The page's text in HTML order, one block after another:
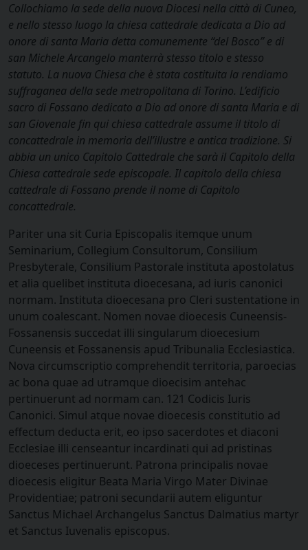
Collochiamo la sede della nuova Diocesi nella città di Cuneo,
e nello stesso luogo la chiesa cattedrale dedicata a Dio ad
onore di santa Maria detta comunemente “del Bosco” e di
san Michele Arcangelo manterrà stesso titolo e stesso
statuto. La nuova Chiesa che è stata costituita la rendiamo
suffraganea della sede metropolitana di Torino. L’edificio
sacro di Fossano dedicato a Dio ad onore di santa Maria e di
san Giovenale fin qui chiesa cattedrale assume il titolo di
concattedrale in memoria dell’illustre e antica tradizione. Si
abbia un unico Capitolo Cattedrale che sarà il Capitolo della
Chiesa cattedrale sede episcopale. Il capitolo della chiesa
cattedrale di Fossano prende il nome di Capitolo
concattedrale.
Pariter una sit Curia Episcopalis itemque unum
Seminarium, Collegium Consultorum, Consilium
Presbyterale, Consilium Pastorale instituta apostolatus
et alia quelibet instituta dioecesana, ad iuris canonici
normam. Instituta dioecesana pro Cleri sustentatione in
unum coalescant. Nomen novae dioecesis Cuneensis-
Fossanensis succedat illi singularum dioecesium
Cuneensis et Fossanensis apud Tribunalia Ecclesiastica.
Nova circumscriptio comprehendit territoria, paroecias
ac bona quae ad utramque dioecisim antehac
pertinuerunt ad normam can. 121 Codicis Iuris
Canonici. Simul atque novae dioecesis constitutio ad
effectum deducta erit, eo ipso sacerdotes et diaconi
Ecclesiae illi censeantur incardinati qui ad pristinas
dioeceses pertinuerunt. Patrona principalis novae
dioecesis eligitur Beata Maria Virgo Mater Divinae
Providentiae; patroni secundarii autem eliguntur
Sanctus Michael Archangelus Sanctus Dalmatius martyr
et Sanctus Iuvenalis episcopus.